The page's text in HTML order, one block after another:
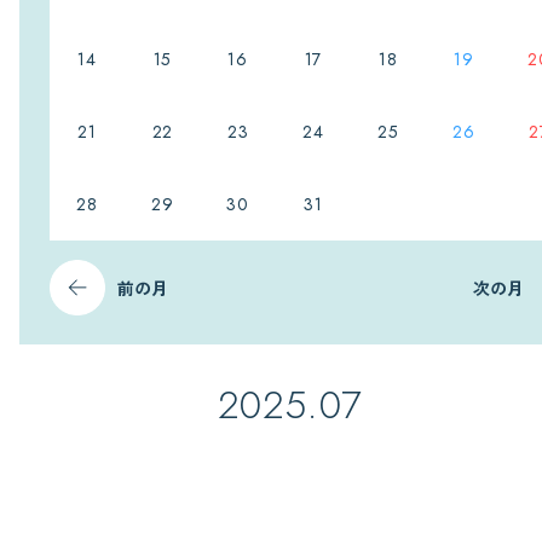
14 15 16 17 18 19
21 22 23 24 25 26
28 29 30 31
前の月 次の月
2025.07